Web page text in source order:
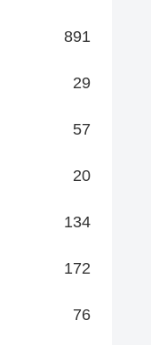
891
29
57
20
134
172
76